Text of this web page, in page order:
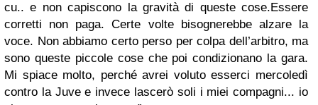
cu.. e non capiscono la gravità di queste cose.Essere
corretti non paga. Certe volte bisognerebbe alzare la
voce. Non abbiamo certo perso per colpa dell’arbitro, ma
sono queste piccole cose che poi condizionano la gara.
Mi spiace molto, perché avrei voluto esserci mercoledì
contro la Juve e invece lascerò soli i miei compagni... io